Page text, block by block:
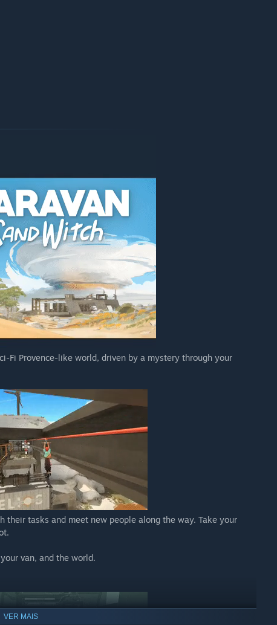
Fi Provence-like world, driven by a mystery through your
tasks and meet new people along the way. Take your
van, and the world.
VER MAIS